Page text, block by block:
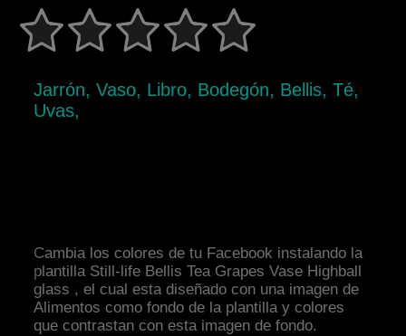
Jarrón, Vaso, Libro, Bodegón, Bellis, Té,
Uvas,
Cambia los colores de tu Facebook instalando la
plantilla Still-life Bellis Tea Grapes Vase Highball
glass , el cual esta diseñado con una imagen de
Alimentos como fondo de la plantilla y colores
que contrastan con esta imagen de fondo.